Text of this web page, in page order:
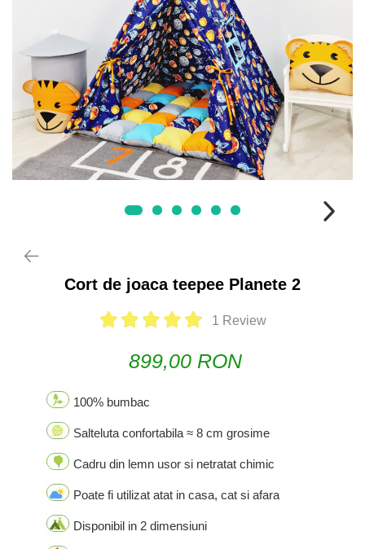
Cort de joaca teepee Planete 2
1 Review
899,00 RON
100% bumbac
Salteluta confortabila ≈ 8 cm grosime
Cadru din lemn usor si netratat chimic
Poate fi utilizat atat in casa, cat si afara
Disponibil in 2 dimensiuni